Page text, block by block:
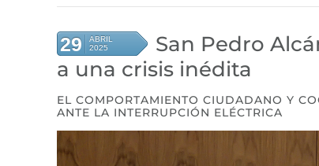
29
ABRIL
2025
San Pedro
a una crisis inédita
EL COMPORTAMIENTO CIUDADANO Y
ANTE LA INTERRUPCIÓN ELÉCTRICA